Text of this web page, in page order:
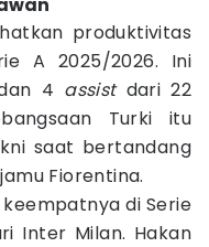
produktivitas
A 2025/2026. Ini
4 assistdari 22
Turki itu
saat bertandang
Fiorentina.
di Serie
Inter Milan. Hakan